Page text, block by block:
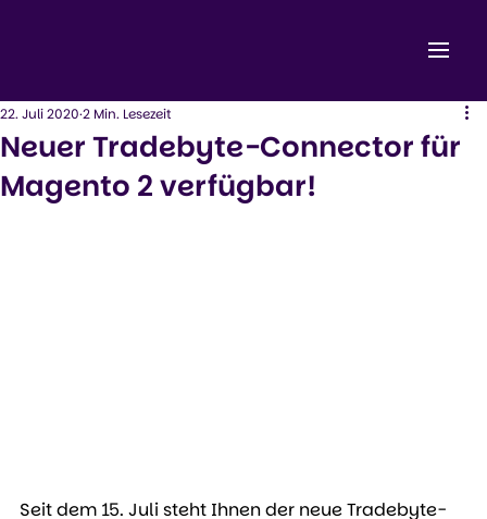
Neuer Tradebyte-Connector für
Magento 2 verfügbar!
22. Juli 2020 2 Min. Lesezeit
Seit dem 15. Juli steht Ihnen der neue Tradebyte-